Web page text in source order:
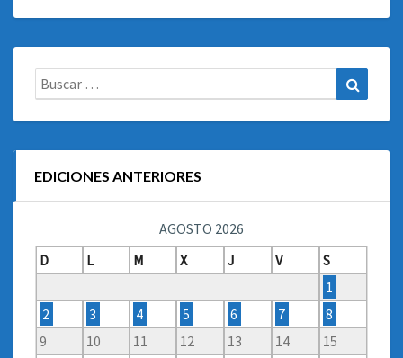
Buscar:
EDICIONES ANTERIORES
AGOSTO 2026
D
L M X J V
S
1
2
3 4 5 6 7
8
9
10 11 12 13 14
15